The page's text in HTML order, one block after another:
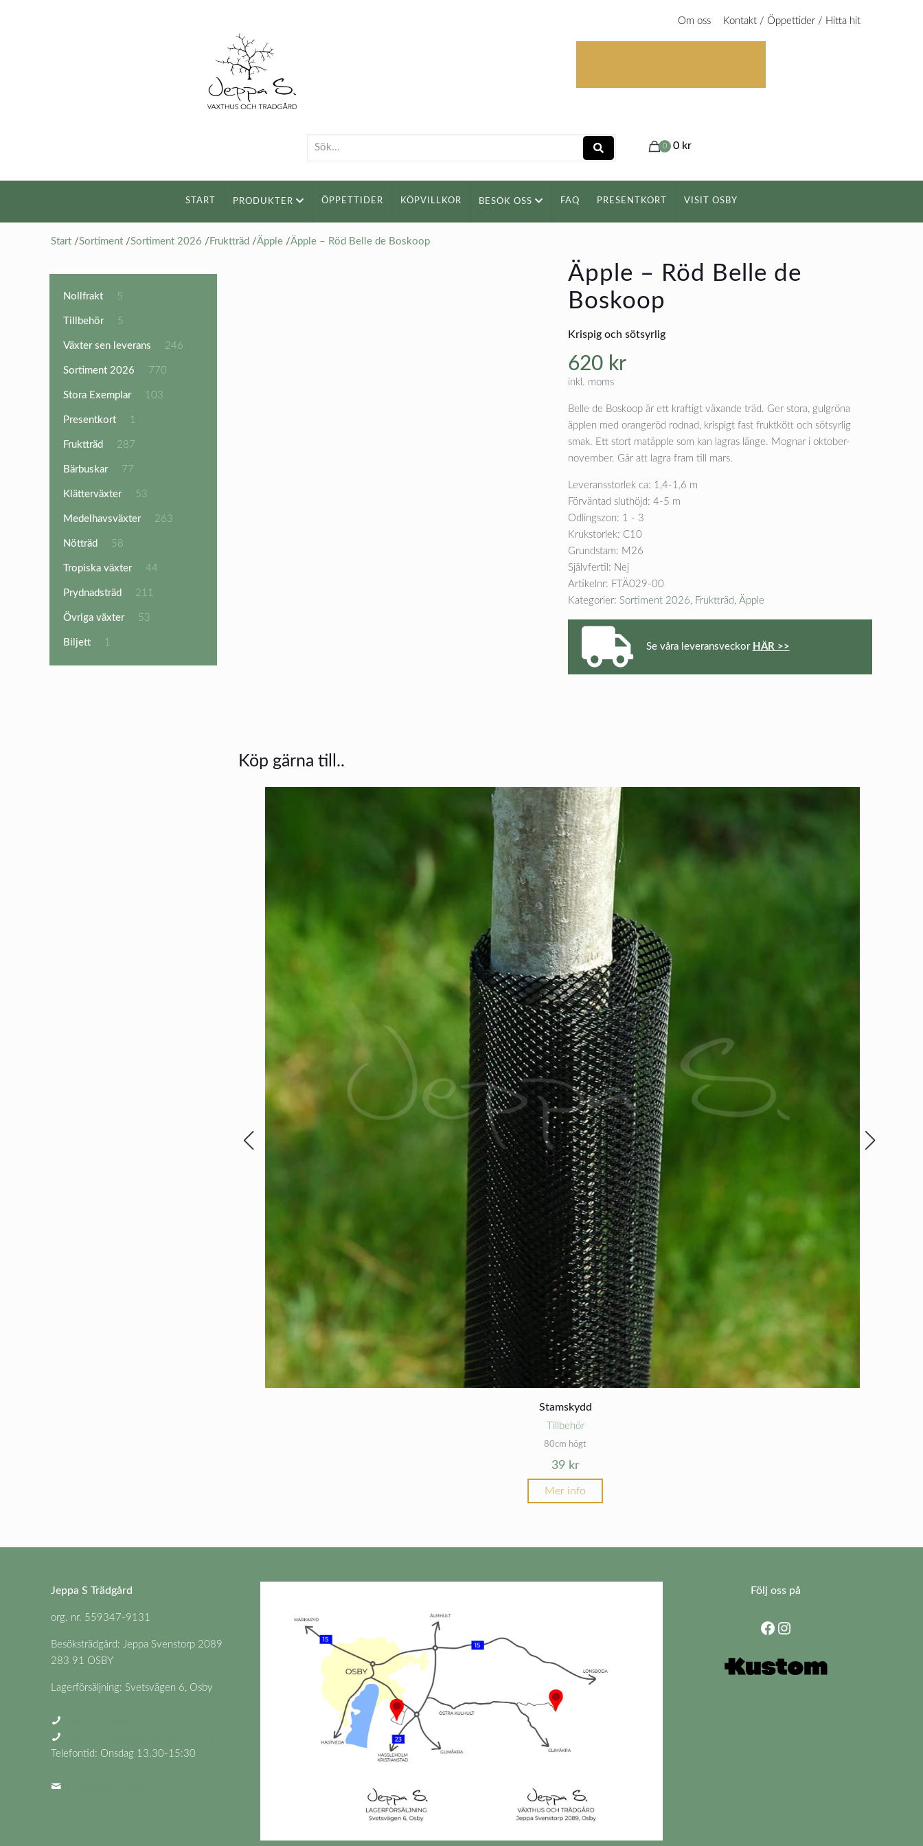
0 0 kr
START PRODUKTER ÖPPETTIDER KÖPVILLKOR BESÖK OSS FAQ PRESENTKORT VISIT OSBY
Om oss Kontakt / Öppettider / Hitta hit
Start /Sortiment /Sortiment 2026 / Fruktträd /Äpple /Äpple – Röd Belle de Boskoop
Äpple – Röd Belle de
Boskoop
Krispig och sötsyrlig
620 kr
inkl. moms
Belle de Boskoop är ett kraftigt växande träd. Ger stora, gulgröna
äpplen med orangeröd rodnad, krispigt fast fruktkött och sötsyrlig
smak. Ett stort matäpple som kan lagras länge. Mognar i oktober-
november. Går att lagra fram till mars.
Leveransstorlek ca: 1,4-1,6 m
Förväntad sluthöjd: 4-5 m
Odlingszon: 1 - 3
Krukstorlek: C10
Grundstam: M26
Självfertil: Nej
Artikelnr: FTÄ029-00
Kategorier: Sortiment 2026, Fruktträd, Äpple
Se våra leveransveckor HÄR >>
Köp gärna till..
Stamskydd
Tillbehör
80cm högt
39 kr
Mer info
Nollfrakt 5
Tillbehör
5
Växter sen leverans
246
Sortiment 2026
770
Stora Exemplar
103
Presentkort
1
Fruktträd
287
Bärbuskar
77
Klätterväxter
53
Medelhavsväxter
263
Nötträd
58
Tropiska växter
44
Prydnadsträd
211
Övriga växter
53
Biljett
1
Jeppa S Trädgård
org. nr. 559347-9131
Besöksträdgård: Jeppa Svenstorp 2089
283 91 OSBY
Lagerförsäljning: Svetsvägen 6, Osby
Telefontid: Onsdag 13.30-15:30
Följ oss på
Facebook
Instagram